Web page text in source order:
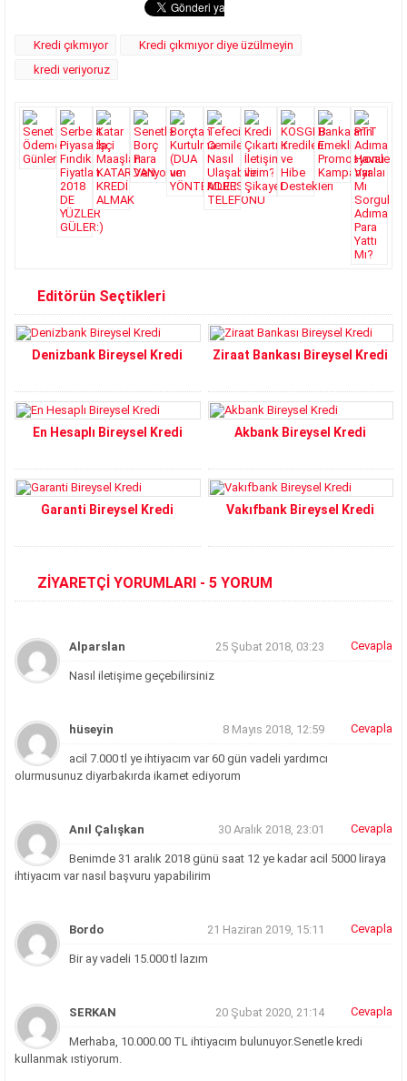
Kredi çıkmıyor
Kredi çıkmıyor diye üzülmeyin
kredi veriyoruz
Editörün Seçtikleri
Denizbank Bireysel Kredi Ziraat Bankası Bireysel Kredi
En Hesaplı Bireysel Kredi Akbank Bireysel Kredi
Garanti Bireysel Kredi Vakıfbank Bireysel Kredi
ZİYARETÇİ YORUMLARI - 5 YORUM
Alparslan 25 Şubat 2018, 03:23
Nasıl iletişime geçebilirsiniz
Cevapla
hüseyin 8 Mayıs 2018, 12:59
acil 7.000 tl ye ihtiyacım var 60 gün vadeli yardımcı
olurmusunuz diyarbakırda ikamet ediyorum
Cevapla
Anıl Çalışkan 30 Aralık 2018, 23:01
Benimde 31 aralık 2018 günü saat 12 ye kadar acil 5000 liraya
ihtiyacım var nasıl başvuru yapabilirim
Cevapla
Bordo 21 Haziran 2019, 15:11
Bir ay vadeli 15.000 tl lazım
Cevapla
SERKAN 20 Şubat 2020, 21:14
Merhaba, 10.000.00 TL ihtiyacım bulunuyor.Senetle kredi
kullanmak ıstiyorum.
Cevapla